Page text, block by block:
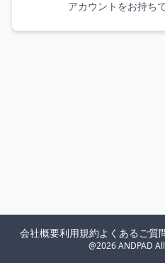
アカウントをお持ち
@2026 ANDPAD
会社概要利用規約よくあるご質